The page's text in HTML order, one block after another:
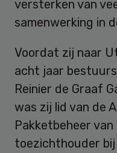
versterken van
samenwerking in
Voordat zij naar
acht jaar
Reinier de Graaf
was zij lid van de
Pakketbeheer
toezichthouder